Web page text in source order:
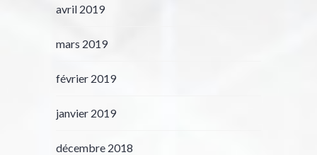
avril 2019
mars 2019
février 2019
janvier 2019
décembre 2018